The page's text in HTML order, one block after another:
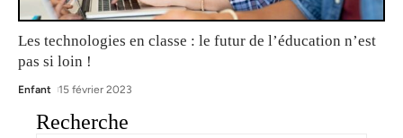
Les technologies en classe : le futur de l’éducation n’est
pas si loin !
Enfant 15 février 2023
Recherche